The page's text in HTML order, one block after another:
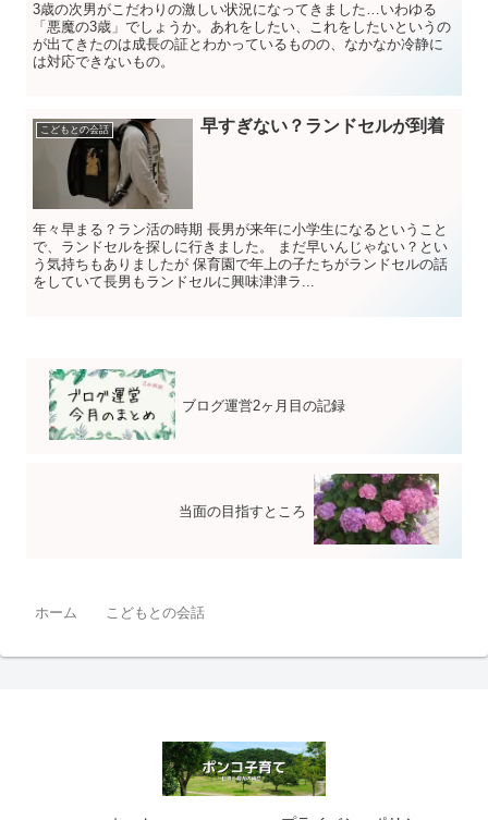
3歳の次男がこだわりの激しい状況になってきました…いわゆる
「悪魔の3歳」でしょうか。あれをしたい、これをしたいというの
が出てきたのは成長の証とわかっているものの、なかなか冷静に
は対応できないもの。
こどもとの会話 早すぎない？ランドセルが到着
年々早まる？ラン活の時期 長男が来年に小学生になるということ
で、ランドセルを探しに行きました。 まだ早いんじゃない？とい
う気持ちもありましたが 保育園で年上の子たちがランドセルの話
をしていて長男もランドセルに興味津津ラ...
ブログ運営2ヶ月目の記録
当面の目指すところ
ホーム こどもとの会話